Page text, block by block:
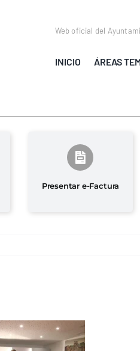
Web oficial del
INICIO ÁREAS
Presentar e-Factura